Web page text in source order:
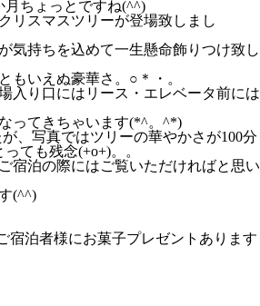
月ちょっとですね(^^)
リスマスツリーが登場致しまし
気持ちを込めて一生懸命飾りつけ致し
もいえぬ豪華さ。○＊・。
入り口にはリース・エレベータ前には
ってきちゃいます(*^。^*)
、写真ではツリーの華やかさが100分
ても残念(+o+)。。
宿泊の際にはご覧いただければと思い
(^^)
泊者様にお菓子プレゼントあります